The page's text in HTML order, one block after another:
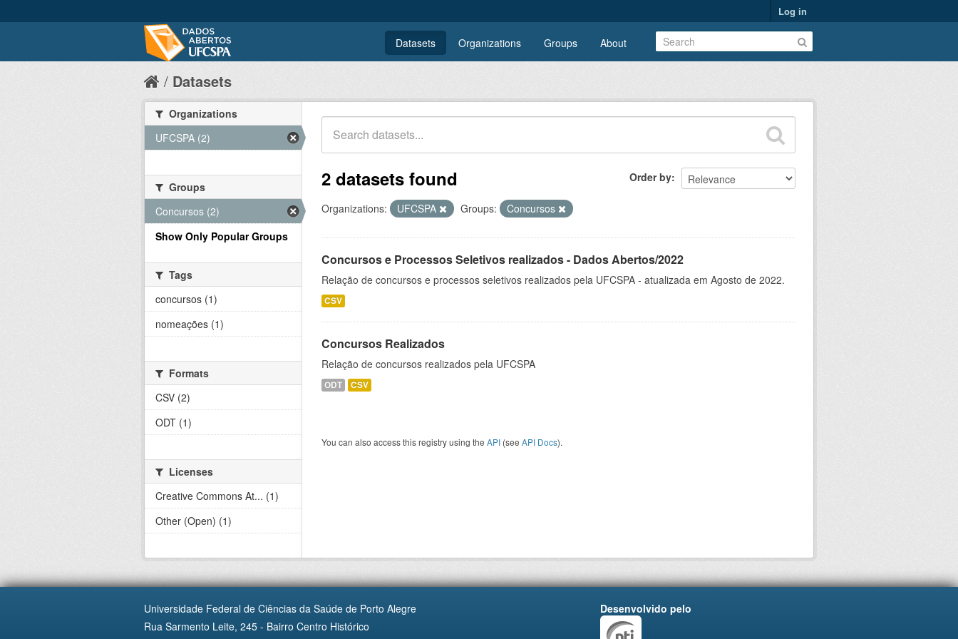
Log in
Datasets Organizations Groups About
Datasets
Order by
2 datasets found
Organizations: UFCSPA Groups: Concursos
Concursos e Processos Seletivos realizados - Dados Abertos/2022
Relação de concursos e processos seletivos realizados pela UFCSPA - atualizada em Agosto de 2022.
CSV
Concursos Realizados
Relação de concursos realizados pela UFCSPA
ODT CSV
You can also access this registry using the API (see API Docs).
Organizations
UFCSPA (2)
Groups
Concursos (2)
Show Only Popular Groups
Tags
concursos (1)
nomeações (1)
Formats
CSV (2)
ODT (1)
Licenses
Creative Commons At... (1)
Other (Open) (1)
Universidade Federal de Ciências da Saúde de Porto Alegre
Rua Sarmento Leite, 245 - Bairro Centro Histórico
Desenvolvido pelo